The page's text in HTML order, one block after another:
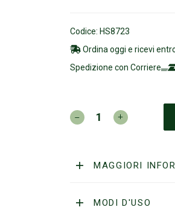
Codice: HS8723
Ordina oggi e ricevi
Spedizione con Corriere
HEATH
250ml
MAGGIORI
MODI D'USO